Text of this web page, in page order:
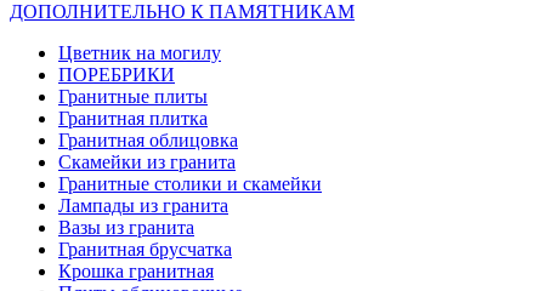
ДОПОЛНИТЕЛЬНО К ПАМЯТНИКАМ
Цветник на могилу
ПОРЕБРИКИ
Гранитные плиты
Гранитная плитка
Гранитная облицовка
Скамейки из гранита
Гранитные столики и скамейки
Лампады из гранита
Вазы из гранита
Гранитная брусчатка
Крошка гранитная